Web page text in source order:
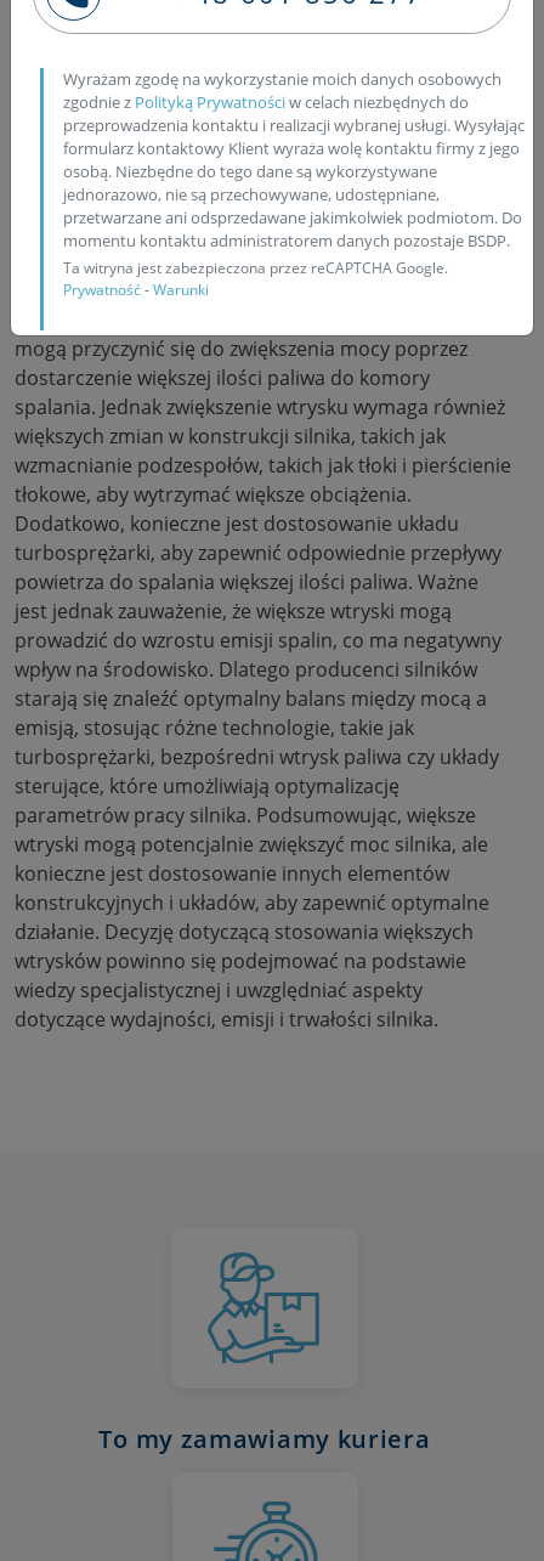
tylko zamontowanie większych wtrysków. W przypadku
zwiększyć ilość dostarczanego paliwa, co może
prowadzić do wzrostu mocy. Jednak konieczne jest
dostosowanie również innych elementów, takich jak
układ dolotowy i układ wydechowy, aby zapewnić
odpowiednią ilość powietrza potrzebną do spalania
większej ilości paliwa. Wymaga to również
odpowiedniego dostrojenia jednostki sterującej
silnikiem (ECU) w celu zoptymalizowania parametrów
mogą przyczynić się do zwiększenia mocy poprzez
dostarczenie większej ilości paliwa do komory
spalania. Jednak zwiększenie wtrysku wymaga również
większych zmian w konstrukcji silnika, takich jak
wzmacnianie podzespołów, takich jak tłoki i pierścienie
tłokowe, aby wytrzymać większe obciążenia.
Dodatkowo, konieczne jest dostosowanie układu
turbosprężarki, aby zapewnić odpowiednie przepływy
powietrza do spalania większej ilości paliwa. Ważne
jest jednak zauważenie, że większe wtryski mogą
prowadzić do wzrostu emisji spalin, co ma negatywny
wpływ na środowisko. Dlatego producenci silników
starają się znaleźć optymalny balans między mocą a
emisją, stosując różne technologie, takie jak
turbosprężarki, bezpośredni wtrysk paliwa czy układy
sterujące, które umożliwiają optymalizację
parametrów pracy silnika. Podsumowując, większe
wtryski mogą potencjalnie zwiększyć moc silnika, ale
konieczne jest dostosowanie innych elementów
konstrukcyjnych i układów, aby zapewnić optymalne
działanie. Decyzję dotyczącą stosowania większych
wtrysków powinno się podejmować na podstawie
wiedzy specjalistycznej i uwzględniać aspekty
dotyczące wydajności, emisji i trwałości silnika.
To my zamawiamy kuriera
Wyrażam zgodę na wykorzystanie moich danych osobowych
zgodnie z Polityką Prywatnościw celach niezbędnych do
przeprowadzenia kontaktu i realizacji wybranej usługi. Wysyłając
formularz kontaktowy Klient wyraża wolę kontaktu firmy z jego
osobą. Niezbędne do tego dane są wykorzystywane
jednorazowo, nie są przechowywane, udostępniane,
przetwarzane ani odsprzedawane jakimkolwiek podmiotom. Do
momentu kontaktu administratorem danych pozostaje BSDP.
Ta witryna jest zabezpieczona przez reCAPTCHA Google.
Prywatność-Warunki